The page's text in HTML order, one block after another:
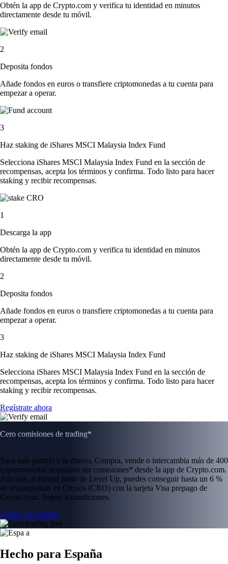
Obtén la app de Crypto.com y verifica tu identidad en minutos
directamente desde tu móvil.
2
Deposita fondos
Añade fondos en euros o transfiere criptomonedas a tu cuenta para
empezar a operar.
3
Haz staking de iShares MSCI Malaysia Index Fund
Selecciona iShares MSCI Malaysia Index Fund en la sección de
recompensas, acepta los términos y confirma. Todo listo para hacer
staking y recibir recompensas.
1
Descarga la app
Obtén la app de Crypto.com y verifica tu identidad en minutos
directamente desde tu móvil.
2
Deposita fondos
Añade fondos en euros o transfiere criptomonedas a tu cuenta para
empezar a operar.
3
Haz staking de iShares MSCI Malaysia Index Fund
Selecciona iShares MSCI Malaysia Index Fund en la sección de
recompensas, acepta los términos y confirma. Todo listo para hacer
staking y recibir recompensas.
Regístrate ahora
Cero comisiones de trading*
Saca más partido a tu dinero. Compra, vende o intercambia más de 400
criptomonedas populares sin comisiones* desde la app de Crypto.com.
Además, al formar parte de Level Up, puedes conseguir hasta un 6 %
de recompensas en Cronos (CRO) con la tarjeta Visa prepago de
Crypto.com. Sujeto a condiciones.
Únete a Level Up
Hecho para España